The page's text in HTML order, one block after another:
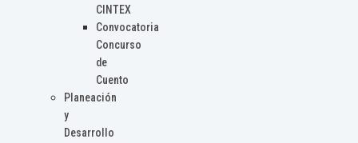
CINTEX
Convocatoria
Concurso
de
Cuento
Planeación
y
Desarrollo